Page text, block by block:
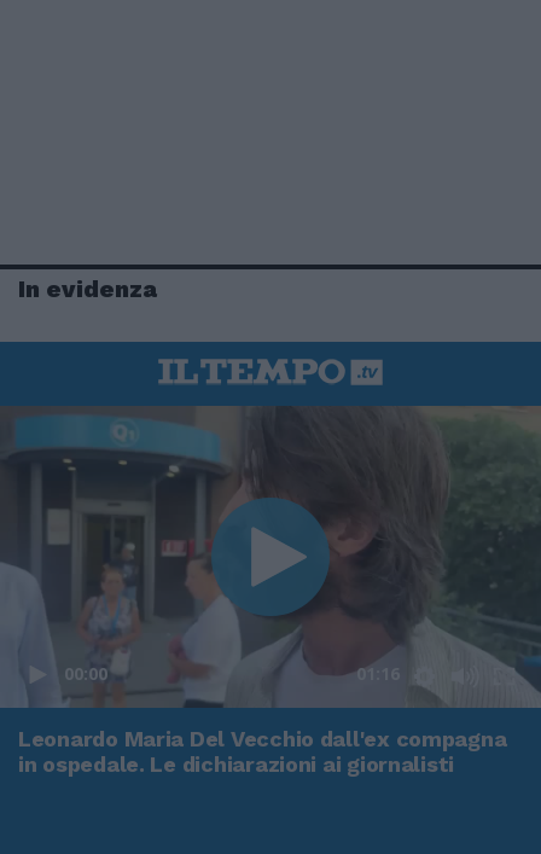
In evidenza
00:00 01:16
Leonardo Maria Del Vecchio dall'ex compagna
in ospedale. Le dichiarazioni ai giornalisti